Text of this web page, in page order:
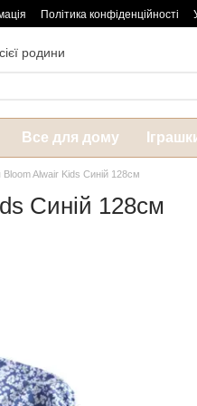
Політика конфіденційності
родини
Все для дому
Bloom Alwair Kids Синій 128см
Синій 128см